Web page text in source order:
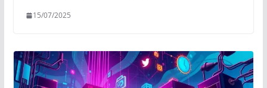
15/07/2025